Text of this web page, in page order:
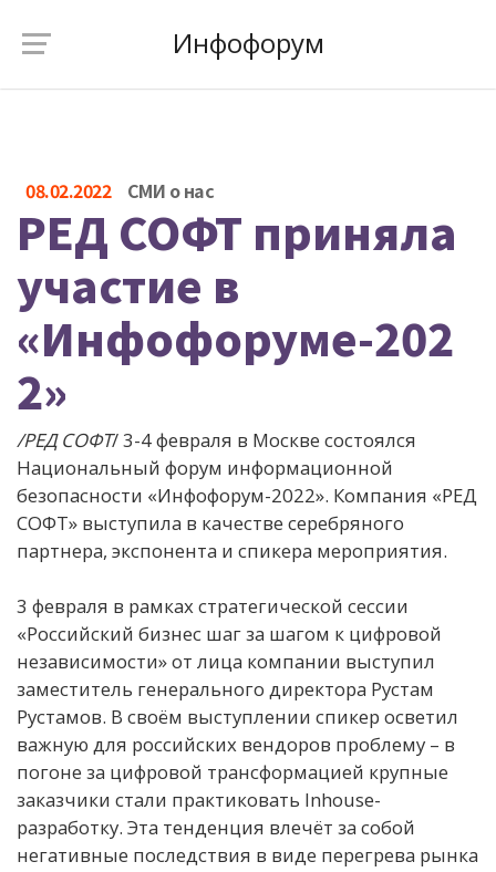
Инфофорум
08.02.2022 СМИ о нас
РЕД СОФТ приняла
участие в
«Инфофоруме-202
2»
/РЕД СОФТ/ 3-4 февраля в Москве состоялся
Национальный форум информационной
безопасности «Инфофорум-2022». Компания «РЕД
СОФТ» выступила в качестве серебряного
партнера, экспонента и спикера мероприятия.
3 февраля в рамках стратегической сессии
«Российский бизнес шаг за шагом к цифровой
независимости» от лица компании выступил
заместитель генерального директора Рустам
Рустамов. В своём выступлении спикер осветил
важную для российских вендоров проблему – в
погоне за цифровой трансформацией крупные
заказчики стали практиковать Inhouse-
разработку. Эта тенденция влечёт за собой
негативные последствия в виде перегрева рынка